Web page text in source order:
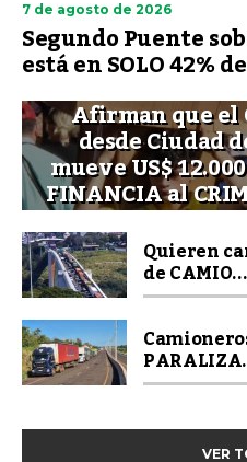
7 de agosto de 2026
Segundo Puente
está en SOLO 42%
Afirman que el
desde Ciudad
mueve US$
FINANCIA al
Quieren
de CAMIO...
VER